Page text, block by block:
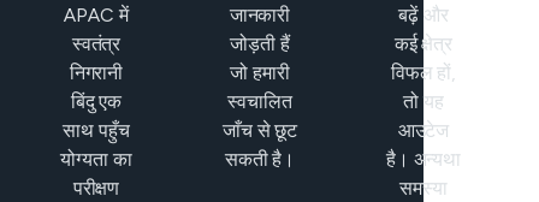
APAC में
स्वतंत्र
निगरानी
बिंदु एक
साथ पहुँच
योग्यता का
परीक्षण
जानकारी
जोड़ती हैं
जो हमारी
स्वचालित
जाँच से छूट
सकती है।
बढ़ें और
कई क्षेत्र
विफल हों,
तो यह
आउटेज
है। अन्यथा
समस्या